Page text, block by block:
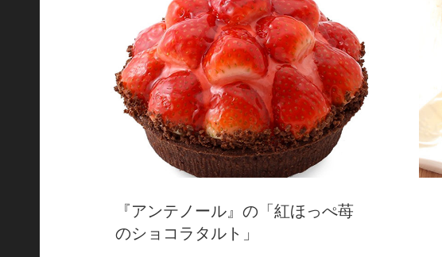
『アンテノール』の「紅ほっぺ苺
のショコラタルト」